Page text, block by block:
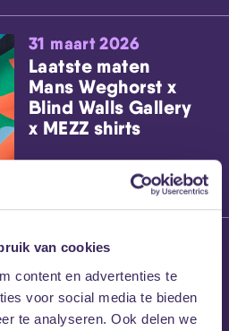
van cookies
content en advertenties te
voor social media te bieden
te analyseren. Ook delen we
31 maart 2026
Laatste maten
Mans Weghorst x
Blind Walls Gallery
x MEZZ shirts
27 maart 2026
Willem’s Blog:
Frans Kalf